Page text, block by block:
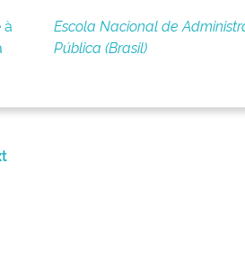
à
Escola Nacional de
Pública (Brasil)